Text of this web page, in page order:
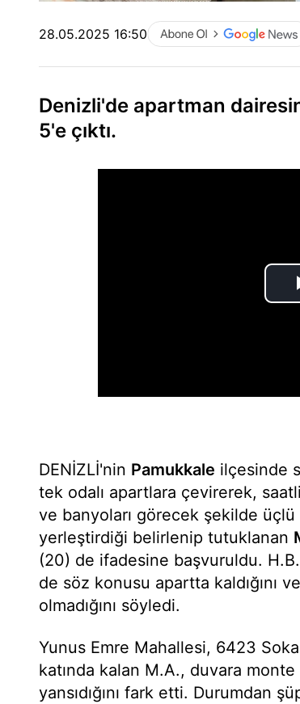
28.05.2025 16:50
Denizli'de apartman
5'e çıktı.
DENİZLİ'nin Pamukkale ilçesinde
tek odalı apartlara çevirerek,
ve banyoları görecek şekilde
yerleştirdiği belirlenip tutuklanan
(20) de ifadesine başvuruldu.
de söz konusu apartta kaldığını
olmadığını söyledi.
Yunus Emre Mahallesi, 6423
katında kalan M.A., duvara
yansıdığını fark etti. Durumdan